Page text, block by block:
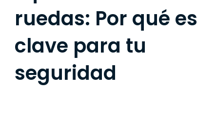
ruedas: Por qué es
clave para tu
seguridad